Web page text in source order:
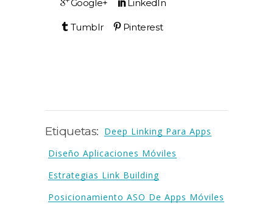
Etiquetas: Deep Linking Para Apps
Diseño Aplicaciones Móviles
Estrategias Link Building
Posicionamiento ASO De Apps Móviles